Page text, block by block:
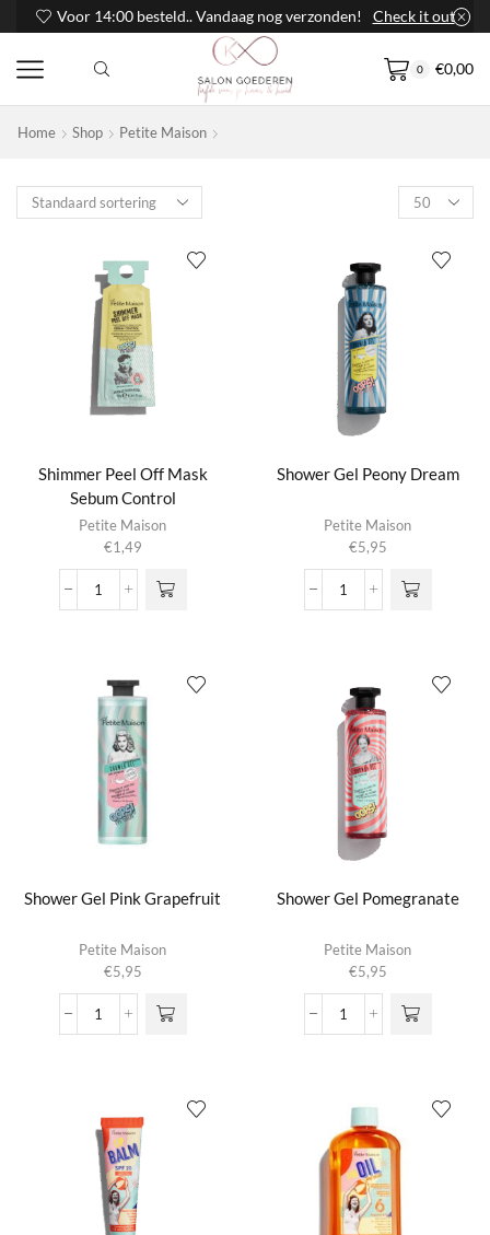
Voor 14:00 besteld.. Vandaag nog verzonden! Check it out
0 €0,00
Home Shop Petite Maison
Products
per
Shimmer Peel Off Mask
Sebum Control
Petite Maison
€1,49
Shimmer
Sebum
Control
aantal
Shower Gel Peony Dream
Petite Maison
€5,95
Shower
Shower Gel Pink Grapefruit
Petite Maison
€5,95
Shower
Shower Gel Pomegranate
Petite Maison
€5,95
Shower